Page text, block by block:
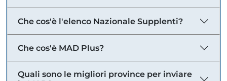
Che cos'è l'elenco Nazionale Supplenti?
Che cos'è MAD Plus?
Quali sono le migliori province per inviare